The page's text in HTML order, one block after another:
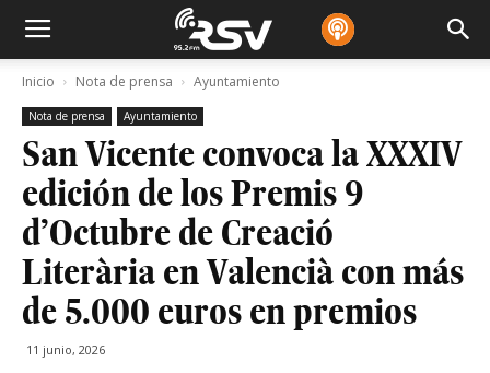
Inicio Nota de prensa Ayuntamiento
Nota de prensa Ayuntamiento
San Vicente convoca la XXXIV
edición de los Premis 9
d’Octubre de Creació
Literària en Valencià con más
de 5.000 euros en premios
11 junio, 2026